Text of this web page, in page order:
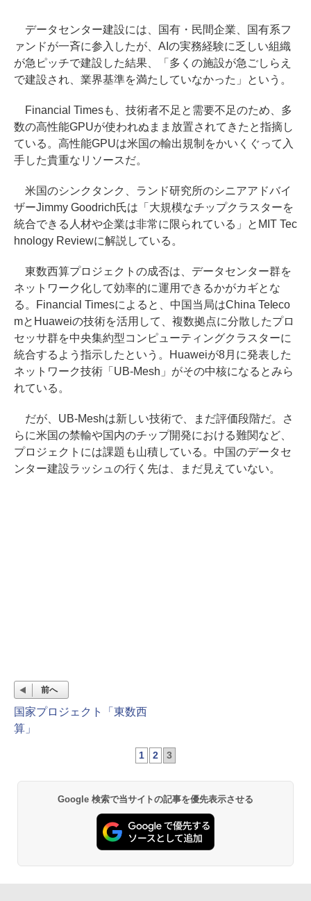
データセンター建設には、国有・民間企業、国有系フ
ァンドが一斉に参入したが、AIの実務経験に乏しい組織
が急ピッチで建設した結果、「多くの施設が急ごしらえ
で建設され、業界基準を満たしていなかった」という。
Financial Timesも、技術者不足と需要不足のため、多
数の高性能GPUが使われぬまま放置されてきたと指摘し
ている。高性能GPUは米国の輸出規制をかいくぐって入
手した貴重なリソースだ。
米国のシンクタンク、ランド研究所のシニアアドバイ
ザーJimmy Goodrich氏は「大規模なチップクラスターを
統合できる人材や企業は非常に限られている」とMIT Tec
hnology Reviewに解説している。
東数西算プロジェクトの成否は、データセンター群を
ネットワーク化して効率的に運用できるかがカギとな
る。Financial Timesによると、中国当局はChina Teleco
mとHuaweiの技術を活用して、複数拠点に分散したプロ
セッサ群を中央集約型コンピューティングクラスターに
統合するよう指示したという。Huaweiが8月に発表した
ネットワーク技術「UB-Mesh」がその中核になるとみら
れている。
だが、UB-Meshは新しい技術で、まだ評価段階だ。さ
らに米国の禁輸や国内のチップ開発における難関など、
プロジェクトには課題も山積している。中国のデータセ
ンター建設ラッシュの行く先は、まだ見えていない。
前へ
国家プロジェクト「東数西
算」
1 2 3
Google 検索で当サイトの記事を優先表示させる